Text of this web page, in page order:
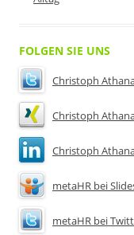
FOLGEN SIE UNS
Christoph
Christoph
Christoph
metaHR bei
metaHR bei